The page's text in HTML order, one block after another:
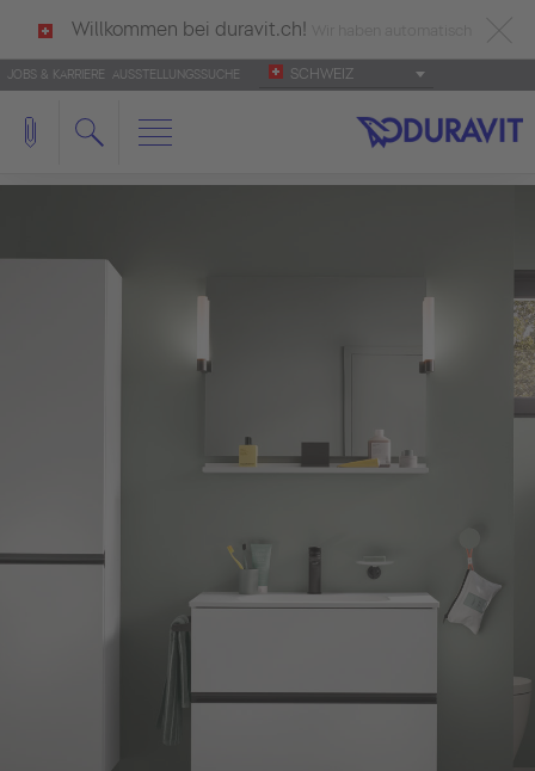
Willkommen bei duravit.ch!
deutsch als Ihre Sprache erkannt.
Français Italiano
JOBS & KARRIERE AUSSTELLUNGSSUCHE SCHWEIZ